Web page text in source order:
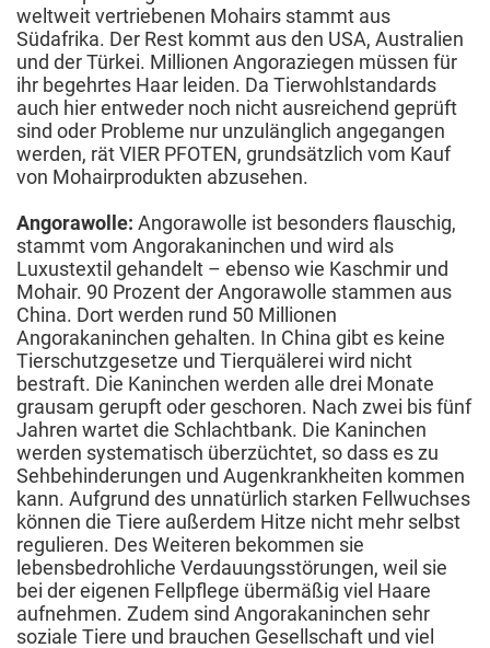
weltweit vertriebenen Mohairs stammt aus
Südafrika. Der Rest kommt aus den USA, Australien
und der Türkei. Millionen Angoraziegen müssen für
ihr begehrtes Haar leiden. Da Tierwohlstandards
auch hier entweder noch nicht ausreichend geprüft
sind oder Probleme nur unzulänglich angegangen
werden, rät VIER PFOTEN, grundsätzlich vom Kauf
von Mohairprodukten abzusehen.
Angorawolle: Angorawolle ist besonders flauschig,
stammt vom Angorakaninchen und wird als
Luxustextil gehandelt – ebenso wie Kaschmir und
Mohair. 90 Prozent der Angorawolle stammen aus
China. Dort werden rund 50 Millionen
Angorakaninchen gehalten. In China gibt es keine
Tierschutzgesetze und Tierquälerei wird nicht
bestraft. Die Kaninchen werden alle drei Monate
grausam gerupft oder geschoren. Nach zwei bis fünf
Jahren wartet die Schlachtbank. Die Kaninchen
werden systematisch überzüchtet, so dass es zu
Sehbehinderungen und Augenkrankheiten kommen
kann. Aufgrund des unnatürlich starken Fellwuchses
können die Tiere außerdem Hitze nicht mehr selbst
regulieren. Des Weiteren bekommen sie
lebensbedrohliche Verdauungsstörungen, weil sie
bei der eigenen Fellpflege übermäßig viel Haare
aufnehmen. Zudem sind Angorakaninchen sehr
soziale Tiere und brauchen Gesellschaft und viel